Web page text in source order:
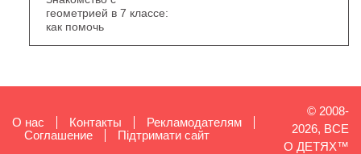
геометрией в 7 классе:
как помочь
О нас Контакты
Рекламодателям
Cоглашение
Підтримати сайт
© 2008-
2026, ВСЕ
О ДЕТЯХ™